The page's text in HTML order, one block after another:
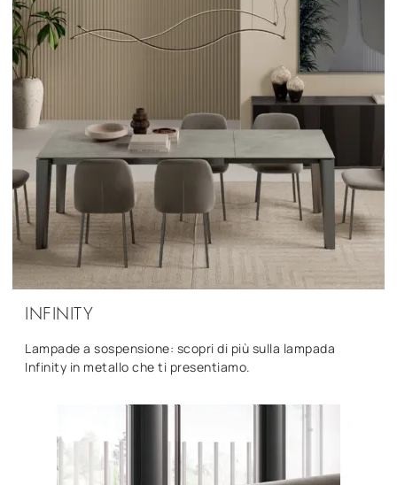
INFINITY
Lampade a sospensione: scopri di più sulla lampada
Infinity in metallo che ti presentiamo.